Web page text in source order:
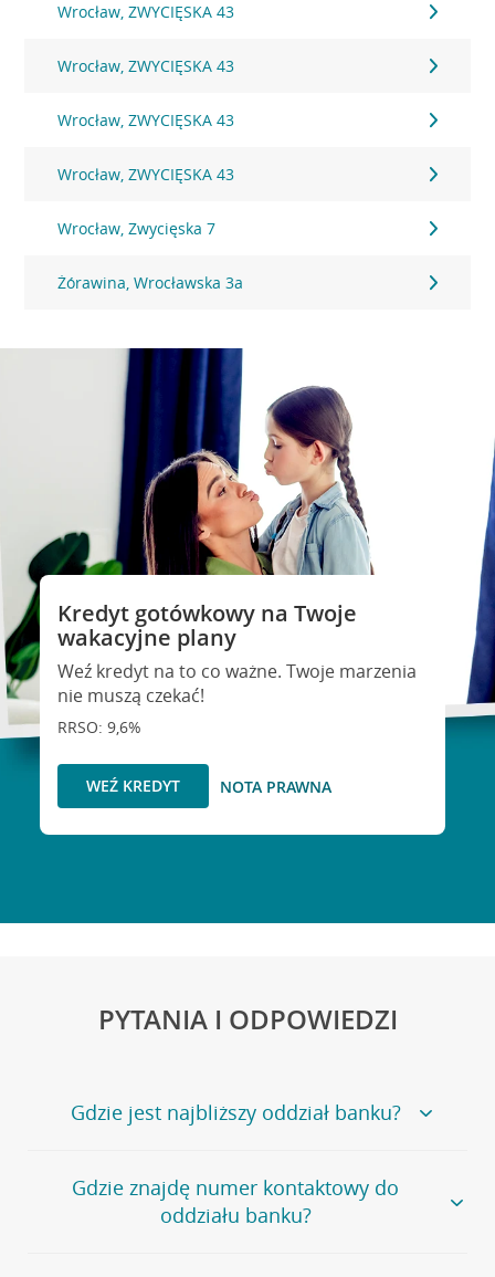
Wrocław, ZWYCIĘSKA 43
Wrocław, ZWYCIĘSKA 43
Wrocław, ZWYCIĘSKA 43
Wrocław, ZWYCIĘSKA 43
Wrocław, Zwycięska 7
Żórawina, Wrocławska 3a
Kredyt gotówkowy na Twoje
wakacyjne plany
Weź kredyt na to co ważne. Twoje marzenia
nie muszą czekać!
RRSO: 9,6%
WEŹ KREDYT NOTA PRAWNA
PYTANIA I ODPOWIEDZI
Gdzie jest najbliższy oddział banku?
Jeśli szukasz oddziału naszego banku, zapraszamy na
stronęPlacówki i bankomaty, na której znajduje się
wygodna wyszukiwarka.
Gdzie znajdę numer kontaktowy do
oddziału banku?